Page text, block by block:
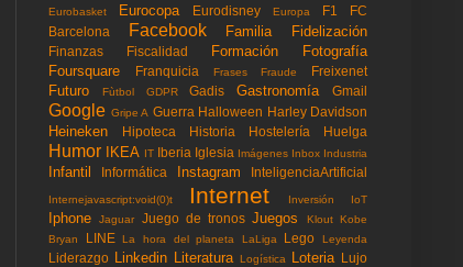
Eurobasket Eurocopa Eurodisney Europa F1
FC
Barcelona
Facebook Familia Fidelización
Finanzas Fiscalidad Formación
Fotografía
Foursquare
Franquicia Frases Fraude Freixenet
Futuro Fùtbol GDPR Gadis Gastronomía Gmail
Google Gripe A Guerra Halloween Harley Davidson
Heineken Hipoteca Historia Hostelería Huelga
Humor IKEA IT Iberia Iglesia Imágenes Inbox Industria
Infantil Informática Instagram InteligenciaArtificial
Internejavascript:void(0)t Internet Inversión IoT
Iphone Jaguar Juego de tronos Juegos Klout Kobe
Bryan
LINE La hora del planeta LaLiga Lego Leyenda
Liderazgo Linkedin Literatura Logística Loteria Lujo